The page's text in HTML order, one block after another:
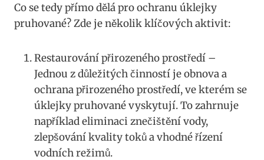
Co se tedy přímo dělá pro ochranu‍ úklejky
pruhované? Zde‍ je několik klíčových aktivit:
Restaurování přirozeného prostředí‍ –
Jednou z důležitých činností ‌je‍ obnova a
ochrana přirozeného prostředí, ve kterém se
úklejky pruhované vyskytují. To zahrnuje
například eliminaci znečištění vody,
zlepšování kvality ⁢toků a vhodné řízení
vodních režimů.